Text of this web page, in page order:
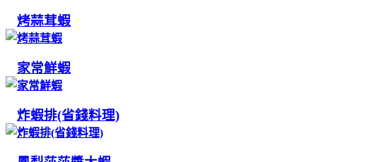
烤蒜茸蝦
家常鮮蝦
炸蝦排(省錢料理)